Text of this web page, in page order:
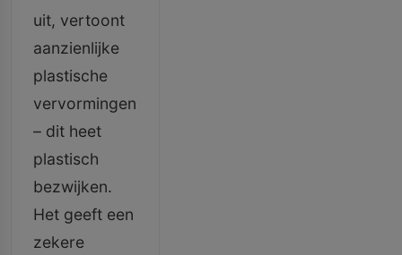
uit, vertoont
aanzienlijke
plastische
vervormingen
– dit heet
plastisch
bezwijken.
Het geeft een
zekere